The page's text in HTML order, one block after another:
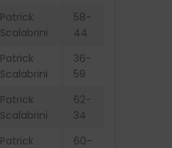
Patrick
Scalabrini
58-
44
Patrick
Scalabrini
36-
59
Patrick
Scalabrini
62-
34
Patrick 60-